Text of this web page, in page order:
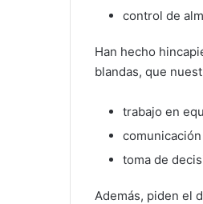
control de
Han hecho
blandas, que
trabajo en
toma de
Además, piden el